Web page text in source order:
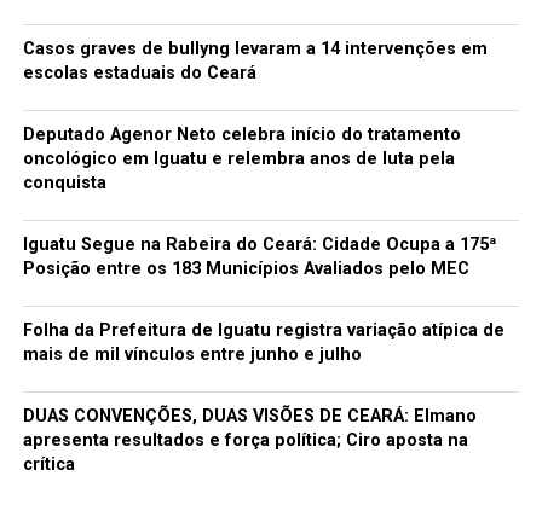
Casos graves de bullyng levaram a 14 intervenções em
escolas estaduais do Ceará
Deputado Agenor Neto celebra início do tratamento
oncológico em Iguatu e relembra anos de luta pela
conquista
Iguatu Segue na Rabeira do Ceará: Cidade Ocupa a 175ª
Posição entre os 183 Municípios Avaliados pelo MEC
Folha da Prefeitura de Iguatu registra variação atípica de
mais de mil vínculos entre junho e julho
DUAS CONVENÇÕES, DUAS VISÕES DE CEARÁ: Elmano
apresenta resultados e força política; Ciro aposta na
crítica